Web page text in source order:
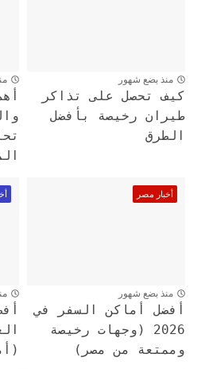
منذ بضع شهور
كيف تحصل على تذاكر
طيران رخيصة بأفضل
الطرق
أخبار مصر
منذ بضع شهور
أفضل أماكن السفر في
2026 (وجهات رخيصة
وممتعة من مصر)